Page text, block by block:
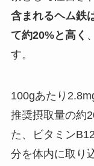
含まれるヘム鉄
て約20%と高く
す。
100gあたり
推奨摂取量の約
た、ビタミン
分を体内に取り